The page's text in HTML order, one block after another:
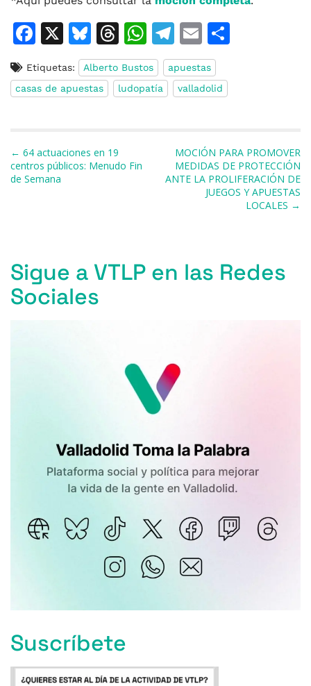
F
c
e
o
o
k
X
Bl
u
e
s
y
T
h
re
a
W
h
at
s
T
el
e
gr
m
E
m
ai
l
ti
r
Etiquetas: Alberto Bustos
apuestas
casas de apuestas
ludopatía valladolid
Navegación de entradas
← 64 actuaciones en 19
centros públicos: Menudo Fin
de Semana
MOCIÓN PARA PROMOVER
MEDIDAS DE PROTECCIÓN
ANTE LA PROLIFERACIÓN DE
JUEGOS Y APUESTAS
LOCALES →
Sigue a VTLP en las Redes
Sociales
Suscríbete